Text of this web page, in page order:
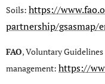
Soils: https://
partnership/gsasmap/
FAO, Voluntary
management: https://